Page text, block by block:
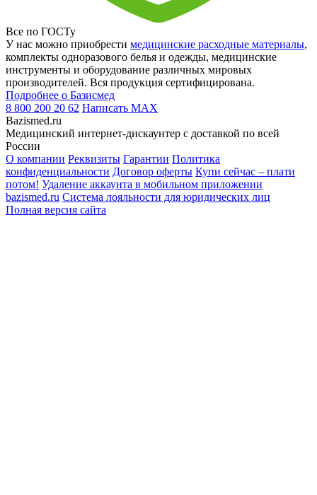
Все по ГОСТу
У нас можно приобрести медицинские расходные материалы,
комплекты одноразового белья и одежды, медицинские
инструменты и оборудование различных мировых
производителей. Вся продукция сертифицирована.
Подробнее о Базисмед
8 800 200 20 62 Написать MAX
Bazismed.ru
Медицинский интернет-дискаунтер с доставкой по всей
России
О компании Реквизиты Гарантии Политика
конфиденциальности Договор оферты Купи сейчас – плати
потом! Удаление аккаунта в мобильном приложении
bazismed.ru Система лояльности для юридических лиц
Полная версия сайта